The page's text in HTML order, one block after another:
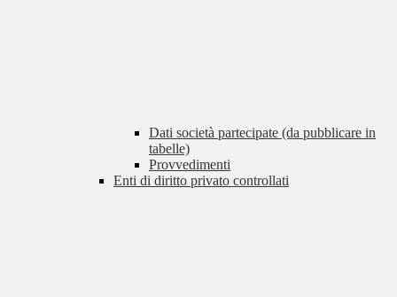
Dati società partecipate (da pubblicare in
tabelle)
Provvedimenti
Enti di diritto privato controllati